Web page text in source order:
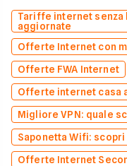
Tariffe internet
aggiornate
Offerte Internet con
Offerte FWA Internet
Offerte internet casa
Migliore VPN: quale
Saponetta Wifi:
Offerte Internet